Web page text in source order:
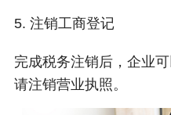
5. 注销工商登记
完成税务注销后，企业
请注销营业执照。